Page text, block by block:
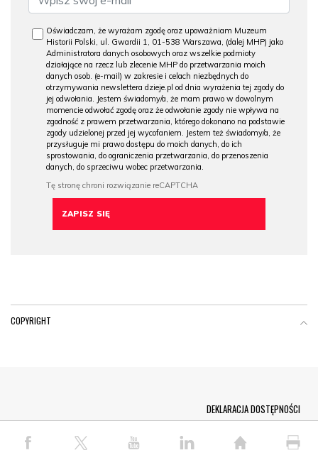
Oświadczam, że wyrażam zgodę oraz upoważniam Muzeum
Historii Polski, ul. Gwardii 1, 01-538 Warszawa, (dalej MHP) jako
Administratora danych osobowych oraz wszelkie podmioty
działające na rzecz lub zlecenie MHP do przetwarzania moich
danych osob. (e-mail) w zakresie i celach niezbędnych do
otrzymywania newslettera dzieje.pl od dnia wyrażenia tej zgody do
jej odwołania. Jestem świadomy/a, że mam prawo w dowolnym
momencie odwołać zgodę oraz że odwołanie zgody nie wpływa na
zgodność z prawem przetwarzania, którego dokonano na podstawie
zgody udzielonej przed jej wycofaniem. Jestem też świadomy/a, że
przysługuje mi prawo dostępu do moich danych, do ich
sprostowania, do ograniczenia przetwarzania, do przenoszenia
danych, do sprzeciwu wobec przetwarzania.
COPYRIGHT
© COPYRIGHT PAP 2026
DEKLARACJA DOSTĘPNOŚCI